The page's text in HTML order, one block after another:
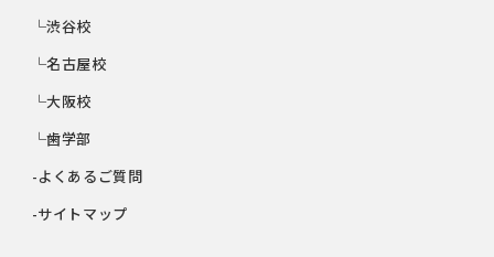
└渋谷校
└名古屋校
└大阪校
└歯学部
-よくあるご質問
-サイトマップ